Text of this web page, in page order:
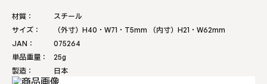
材質：
スチール
サイズ：
（外寸）H40・W71・T5mm （内寸）H21・W62mm
JAN：
075264
単品重量：
25g
製造：
日本